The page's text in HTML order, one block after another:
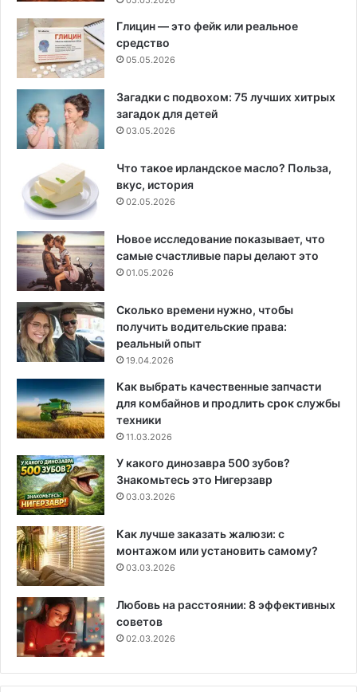
Глицин — это фейк или реальное
средство
05.05.2026
Загадки с подвохом: 75 лучших хитрых
загадок для детей
03.05.2026
Что такое ирландское масло? Польза,
вкус, история
02.05.2026
Новое исследование показывает, что
самые счастливые пары делают это
01.05.2026
Сколько времени нужно, чтобы
получить водительские права:
реальный опыт
19.04.2026
Как выбрать качественные запчасти
для комбайнов и продлить срок службы
техники
11.03.2026
У какого динозавра 500 зубов?
Знакомьтесь это Нигерзавр
03.03.2026
Как лучше заказать жалюзи: с
монтажом или установить самому?
03.03.2026
Любовь на расстоянии: 8 эффективных
советов
02.03.2026